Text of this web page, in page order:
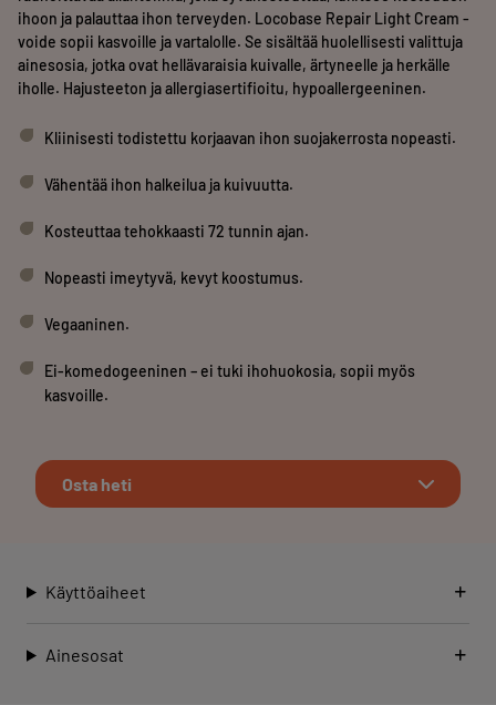
ihoon ja palauttaa ihon terveyden. Locobase Repair Light Cream -
voide sopii kasvoille ja vartalolle. Se sisältää huolellisesti valittuja
ainesosia, jotka ovat hellävaraisia kuivalle, ärtyneelle ja herkälle
iholle. Hajusteeton ja allergiasertifioitu, hypoallergeeninen.
Kliinisesti todistettu korjaavan ihon suojakerrosta nopeasti.
Vähentää ihon halkeilua ja kuivuutta.
Kosteuttaa tehokkaasti 72 tunnin ajan.
Nopeasti imeytyvä, kevyt koostumus.
Vegaaninen.
Ei-komedogeeninen – ei tuki ihohuokosia, sopii myös
kasvoille.
Osta heti
Käyttöaiheet
Ainesosat